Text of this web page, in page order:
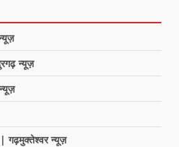
न्यूज़
न्यूज़